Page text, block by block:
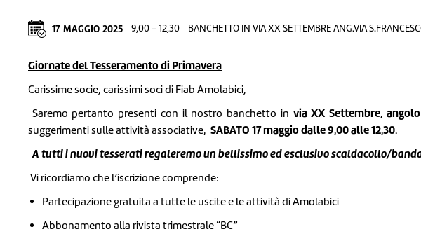
17 MAGGIO 2025 9,00 - 12,30 BANCHETTO IN VIA XX SETTEMBRE ANG.VIA
Giornate del Tesseramento di Primavera
Carissime socie, carissimi soci di Fiab Amolabici,
Saremo pertanto presenti con il nostro banchetto in via XX Settembre,
suggerimenti sulle attività associative, SABATO 17 maggiodalle 9,00 alle 12,30.
A tutti i nuovi tesserati regaleremo un bellissimo ed esclusivo scaldacollo/
Vi ricordiamo che l’iscrizione comprende:
Partecipazione gratuita a tutte le uscite e le attività di Amolabici
Abbonamento alla rivista trimestrale “BC”